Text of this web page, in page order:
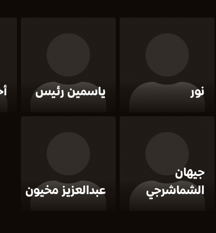
نور ياسمين رئيس
جيهان
الشماشرجي
عبدالعزيز مخيون